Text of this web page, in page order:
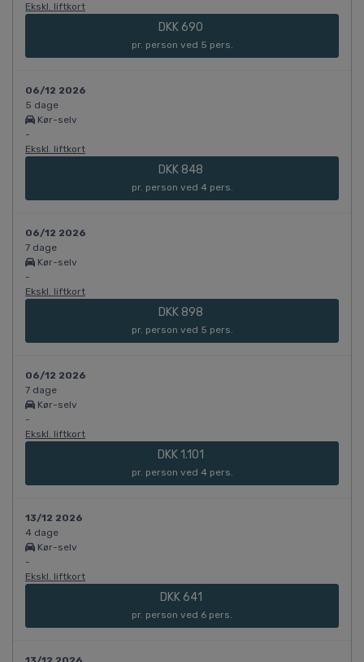
Ekskl. liftkort
DKK 690
pr. person ved 5 pers.
06/12 2026
5 dage
Kør-selv
-
Ekskl. liftkort
DKK 848
pr. person ved 4 pers.
06/12 2026
7 dage
Kør-selv
-
Ekskl. liftkort
DKK 898
pr. person ved 5 pers.
06/12 2026
7 dage
Kør-selv
-
Ekskl. liftkort
DKK 1.101
pr. person ved 4 pers.
13/12 2026
4 dage
Kør-selv
-
Ekskl. liftkort
DKK 641
pr. person ved 6 pers.